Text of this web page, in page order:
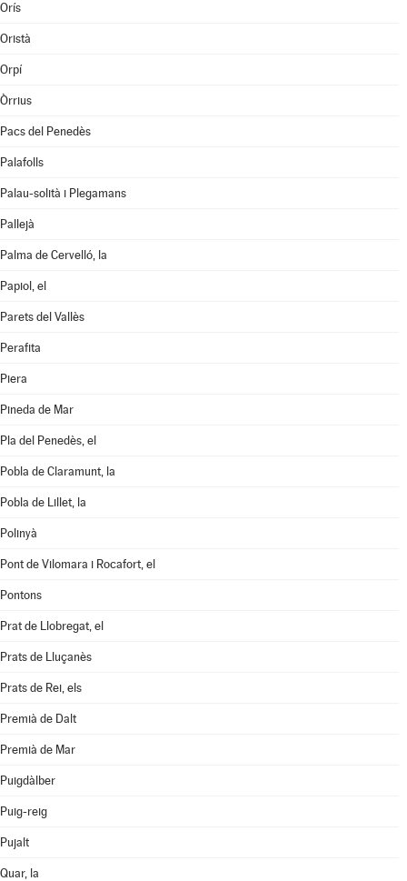
Orís
Oristà
Orpí
Òrrius
Pacs del Penedès
Palafolls
Palau-solità i Plegamans
Pallejà
Palma de Cervelló, la
Papiol, el
Parets del Vallès
Perafita
Piera
Pineda de Mar
Pla del Penedès, el
Pobla de Claramunt, la
Pobla de Lillet, la
Polinyà
Pont de Vilomara i Rocafort, el
Pontons
Prat de Llobregat, el
Prats de Lluçanès
Prats de Rei, els
Premià de Dalt
Premià de Mar
Puigdàlber
Puig-reig
Pujalt
Quar, la